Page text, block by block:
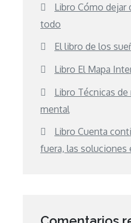
Libro Cómo dejar
todo
El libro de los
Libro El Mapa
Libro Técnicas
mental
Libro Cuenta
fuera, las soluciones